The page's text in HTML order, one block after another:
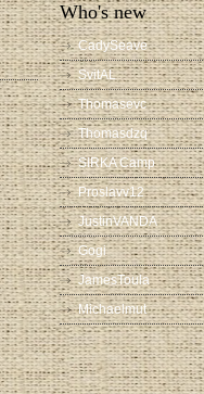
Who's new
CadySeave
SvitAL
Thomasevc
Thomasdzq
SIRKA Camp
Proslavv12
JustinVANDA
Gogi
JamesToula
Michaelmut